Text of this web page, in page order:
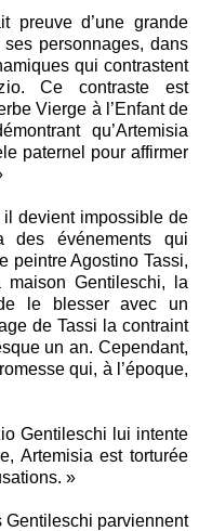
preuve d’une grande
personnages, dans
qui contrastent
Ce contraste est
Vierge à l’Enfant de
qu’Artemisia
paternel pour affirmer
devient impossible de
des événements qui
peintre Agostino Tassi,
Gentileschi, la
le blesser avec un
de Tassi la contraint
un an. Cependant,
qui, à l’époque,
Gentileschi lui intente
Artemisia est torturée
»
Gentileschi parviennent